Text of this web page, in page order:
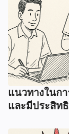
แนวทางในก
และมีประสิท